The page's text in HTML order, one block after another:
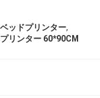
ッドプリンター,
リンター 60*90CM